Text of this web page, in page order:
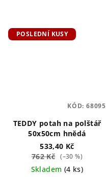
POSLEDNÍ KUSY
TEDDY potah na polštář
50x50cm hnědá
533,40 Kč
762 Kč (–30 %)
Skladem (4 ks)
KÓD: 68095